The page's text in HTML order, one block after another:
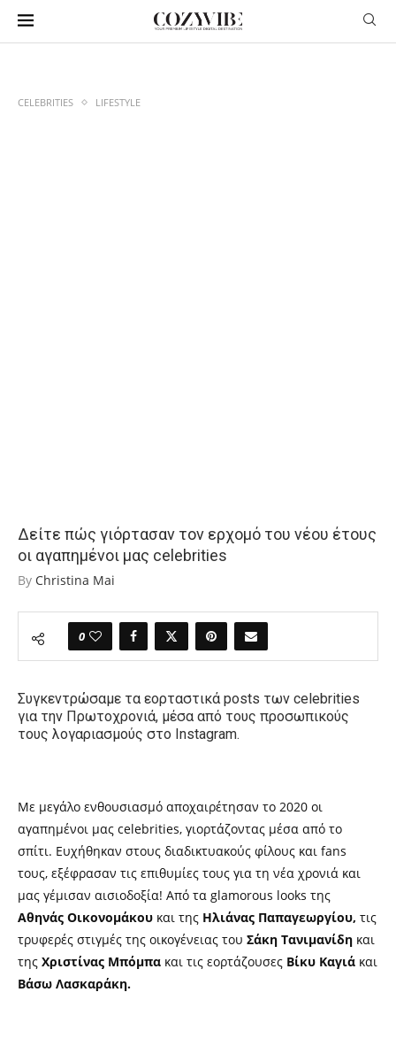
CELEBRITIES LIFESTYLE
Δείτε πώς γιόρτασαν τον ερχομό του νέου έτους
οι αγαπημένοι μας celebrities
By Christina Mai
0
Συγκεντρώσαμε τα εορταστικά posts των celebrities
για την Πρωτοχρονιά, μέσα από τους προσωπικούς
τους λογαριασμούς στο Instagram.
Με μεγάλο ενθουσιασμό αποχαιρέτησαν το 2020 οι
αγαπημένοι μας celebrities, γιορτάζοντας μέσα από το
σπίτι. Ευχήθηκαν στους διαδικτυακούς φίλους και fans
τους, εξέφρασαν τις επιθυμίες τους για τη νέα χρονιά και
μας γέμισαν αισιοδοξία! Από τα glamorous looks της
Αθηνάς Οικονομάκου και της Ηλιάνας Παπαγεωργίου, τις
τρυφερές στιγμές της οικογένειας του Σάκη Τανιμανίδη και
της Χριστίνας Μπόμπα και τις εορτάζουσες Βίκυ Καγιά και
Βάσω Λασκαράκη.